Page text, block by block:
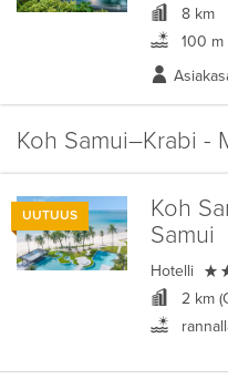
8 km
100 m
Koh Samui–Krabi -
UUTUUS Koh
Samui
Hotelli
2 km